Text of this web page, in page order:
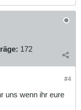
172
#4
uns wenn ihr eure